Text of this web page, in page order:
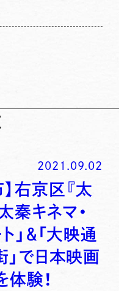
2021.09.02
】右京区『太
秦キネマ・
」＆「大映通
」で日本映画
体験！